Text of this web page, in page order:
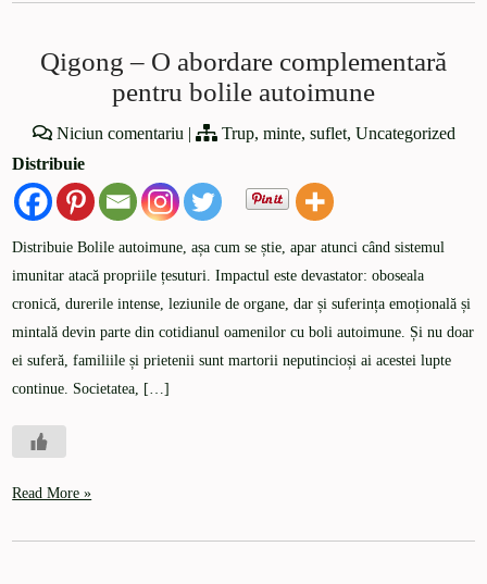
Qigong – O abordare complementară
pentru bolile autoimune
Niciun comentariu | Trup, minte, suflet, Uncategorized
Distribuie
Distribuie Bolile autoimune, așa cum se știe, apar atunci când sistemul
imunitar atacă propriile țesuturi. Impactul este devastator: oboseala
cronică, durerile intense, leziunile de organe, dar și suferința emoțională și
mintală devin parte din cotidianul oamenilor cu boli autoimune. Și nu doar
ei suferă, familiile și prietenii sunt martorii neputincioși ai acestei lupte
continue. Societatea, […]
Read More »